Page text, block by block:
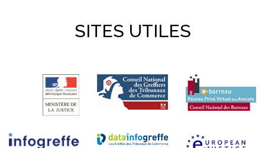
SITES UTILES